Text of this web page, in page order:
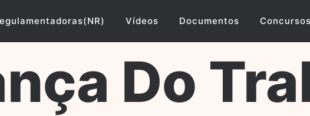
Vídeos Documentos Concursos
Do